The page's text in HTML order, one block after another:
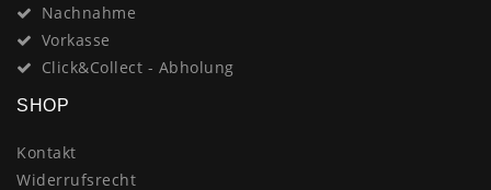
Nachnahme
Vorkasse
Click&Collect - Abholung
SHOP
Kontakt
Widerrufsrecht